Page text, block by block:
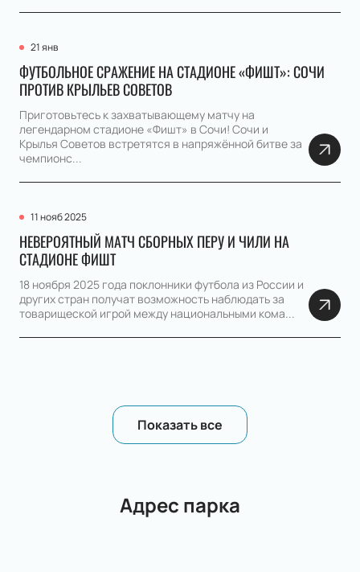
21 янв
ФУТБОЛЬНОЕ СРАЖЕНИЕ НА СТАДИОНЕ «ФИШТ»: СОЧИ
ПРОТИВ КРЫЛЬЕВ СОВЕТОВ
Приготовьтесь к захватывающему матчу на
легендарном стадионе «Фишт» в Сочи! Сочи и
Крылья Советов встретятся в напряжённой битве за
чемпионс...
11 нояб 2025
НЕВЕРОЯТНЫЙ МАТЧ СБОРНЫХ ПЕРУ И ЧИЛИ НА
СТАДИОНЕ ФИШТ
18 ноября 2025 года поклонники футбола из России и
других стран получат возможность наблюдать за
товарищеской игрой между национальными кома...
Показать все
Адрес парка